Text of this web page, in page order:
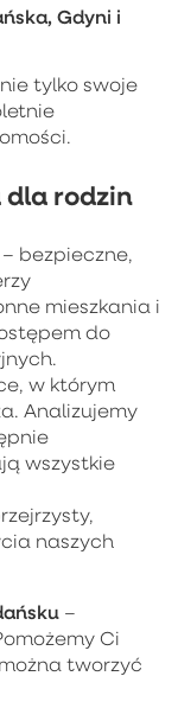
Gdyni i
tylko swoje
dla rodzin
– bezpieczne,
mieszkania i
do
w którym
Analizujemy
wszystkie
naszych
–
Ci
tworzyć